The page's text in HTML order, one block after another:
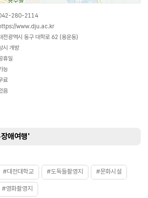
280-2114
www.dju.ac.kr
전광역시 동구 대학로 62 (용운동)
시 개방
휴일
능
료
음
애여행'
#대전대학교 #도둑들촬영지 #문화시설
#영화촬영지